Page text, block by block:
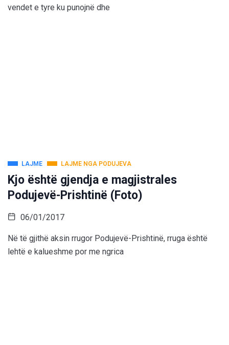
vendet e tyre ku punojnë dhe
LAJME LAJME NGA PODUJEVA
Kjo është gjendja e magjistrales
Podujevë-Prishtinë (Foto)
06/01/2017
Në të gjithë aksin rrugor Podujevë-Prishtinë, rruga është
lehtë e kalueshme por me ngrica